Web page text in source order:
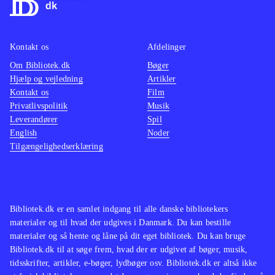
nedlægge stribevis af kriminelle med
Kongs kaotiske mylder er ekstremt
flot.
Andre sandbox-spil er GTA-serien og
western-spillet Red dead redemption.
En meget populær genre
.
Alt i alt et glimrende spil, som ligger
det spolerer ikke det flotte
helhedsindtryk.
Bibliotek.dk er en samlet indgang til alle danske bibliotekers
materialer og til hvad der udgives i Danmark. Du kan bestille
materialer og så hente og låne på dit eget bibliotek. Du kan bruge
Bibliotek.dk til at søge frem, hvad der er udgivet af bøger, musik,
tidsskrifter, artikler, e-bøger, lydbøger osv. Bibliotek.dk er altså ikke
Kontakt os
Om Bibliotek.dk
Hjælp og vejledning
Kontakt os
Privatlivspolitik
Leverandører
English
Tilgængelighedserklæring
Afdelinger
Bøger
Artikler
Film
Musik
Spil
Noder